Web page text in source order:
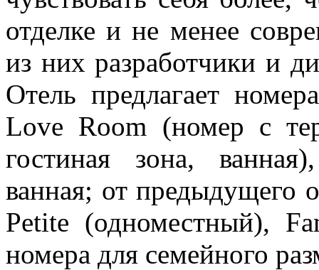
отделке и не менее
из них разработчики и
Отель предлагает
Love Room (номер с
гостиная зона,
ванная; от предыдущего
Petite (одноместный),
номера для семейного